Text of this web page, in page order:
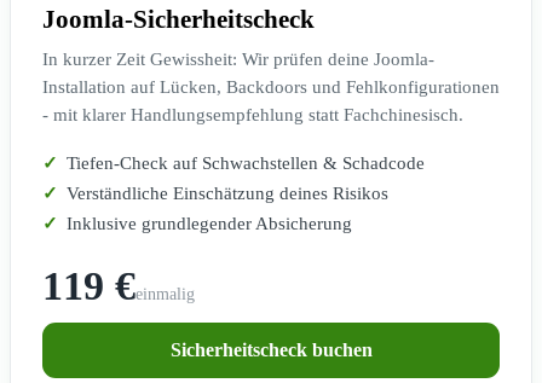
Joomla-Sicherheitscheck
In kurzer Zeit Gewissheit: Wir prüfen deine Joomla-
Installation auf Lücken, Backdoors und Fehlkonfigurationen
- mit klarer Handlungsempfehlung statt Fachchinesisch.
✓ Tiefen-Check auf Schwachstellen & Schadcode
✓ Verständliche Einschätzung deines Risikos
✓ Inklusive grundlegender Absicherung
119 €einmalig
Sicherheitscheck buchen